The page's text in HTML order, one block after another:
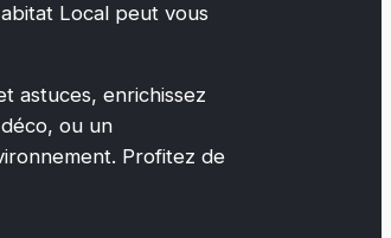
Local peut vous
astuces, enrichissez
ou un
Profitez de